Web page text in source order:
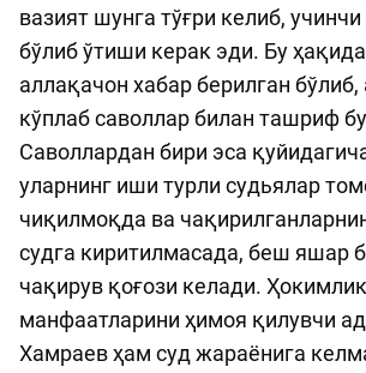
вазият шунга тўғри келиб,
бўлиб ўтиши керак эди. Бу
аллақачон хабар берилган бўлиб,
кўплаб саволлар билан ташриф
Саволлардан бири эса
уларнинг иши турли судьялар
чиқилмоқда ва
судга киритилмасада, беш яшар
чақирув қоғози келади. Ҳокимлик
манфаатларини ҳимоя қилувчи
Хамраев ҳам суд жараёнига